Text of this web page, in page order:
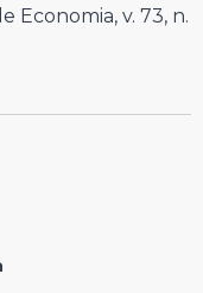
Economia, v. 73, n.